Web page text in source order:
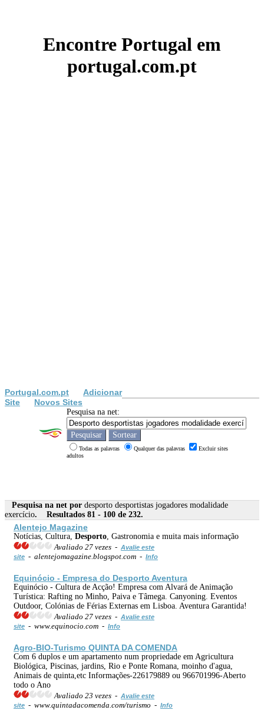
Encontre Portugal em
portugal.com.pt
Portugal.com.pt
Adicionar
Site
Novos Sites
Pesquisa na net:
Todas as palavras Qualquer das palavras
Excluir sites
adultos
Pesquisa na net por desporto desportistas jogadores modalidade
exercício. Resultados 81 - 100 de 232.
Alentejo Magazine
Notícias, Cultura, Desporto , Gastronomia e muita mais informação
Avaliado 27 vezes - Avalie este
site - alentejomagazine.blogspot.com - Info
Equinócio - Empresa do Desporto Aventura
Equinócio - Cultura de Acção! Empresa com Alvará de Animação
Turística: Rafting no Minho, Paiva e Tâmega. Canyoning. Eventos
Outdoor, Colónias de Férias Externas em Lisboa. Aventura Garantida!
Avaliado 27 vezes - Avalie este
site - www.equinocio.com - Info
Agro-BIO-Turismo QUINTA DA COMENDA
Com 6 duplos e um apartamento num propriedade em Agricultura
Biológica, Piscinas, jardins, Rio e Ponte Romana, moinho d'agua,
Animais de quinta,etc Informações-226179889 ou 966701996-Aberto
todo o Ano
Avaliado 23 vezes - Avalie este
site - www.quintadacomenda.com/turismo - Info